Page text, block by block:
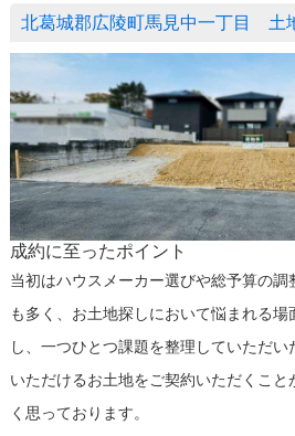
北葛城郡広陵町馬見中一丁目 土
成約に至ったポイント
当初はハウスメーカー選びや総予算の調
も多く、お土地探しにおいて悩まれる
し、一つひとつ課題を整理していただ
いただけるお土地をご契約いただくこと
く思っております。